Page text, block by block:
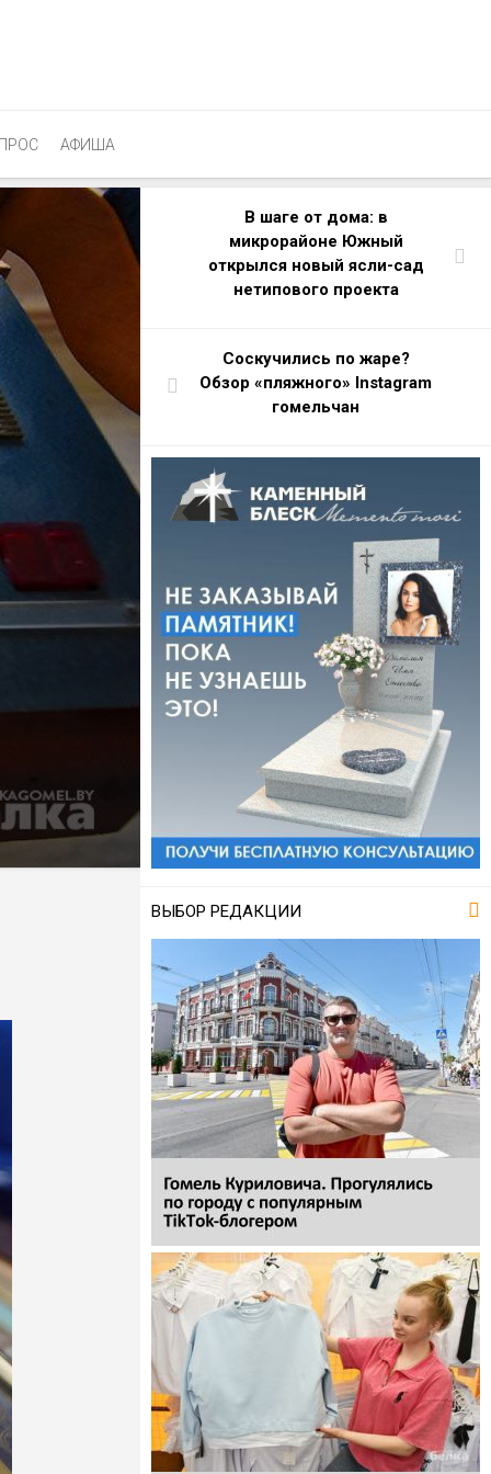
АФИША
В шаге от дома: в
микрорайоне Южный
открылся новый ясли-сад
нетипового проекта
Cоскучились по жаре?
Обзор «пляжного» Instagram
гомельчан
ВЫБОР РЕДАКЦИИ